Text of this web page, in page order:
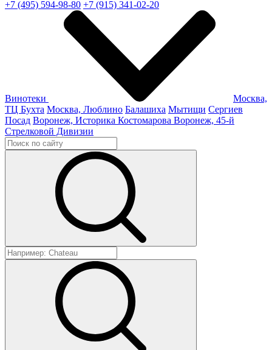
+7 (495) 594-98-80 +7 (915) 341-02-20
Винотеки
Москва,
ТЦ Бухта Москва, Люблино Балашиха Мытищи Сергиев
Посад Воронеж, Историка Костомарова Воронеж, 45-й
Стрелковой Дивизии